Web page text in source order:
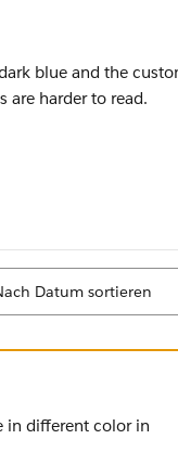
blue and the
are harder to read.
Datum sortieren
in different color in